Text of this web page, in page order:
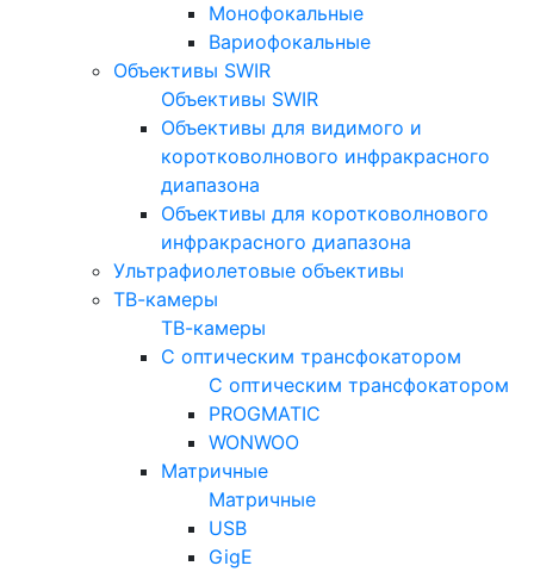
Монофокальные
Вариофокальные
Объективы SWIR
Объективы SWIR
Объективы для видимого и
коротковолнового инфракрасного
диапазона
Объективы для коротковолнового
инфракрасного диапазона
Ультрафиолетовые объективы
ТВ-камеры
ТВ-камеры
С оптическим трансфокатором
С оптическим трансфокатором
PROGMATIC
WONWOO
Матричные
Матричные
USB
GigE